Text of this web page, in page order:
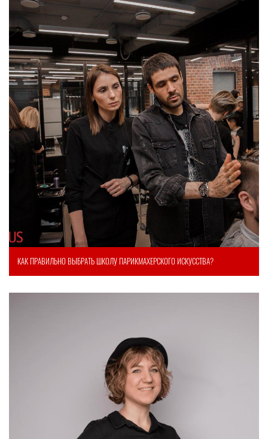
КАК ПРАВИЛЬНО ВЫБРАТЬ ШКОЛУ ПАРИКМАХЕРСКОГО ИСКУССТВА?